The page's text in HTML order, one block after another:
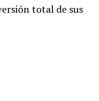
total de sus